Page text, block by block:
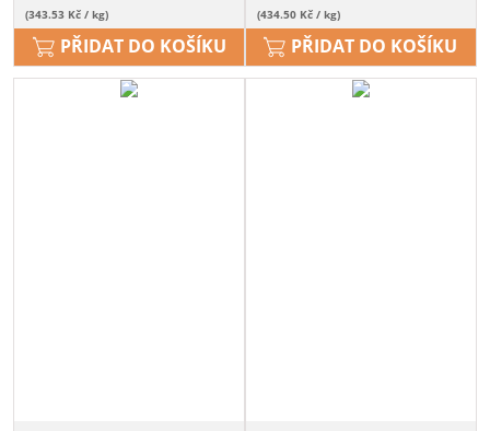
(343.53 Kč / kg)
PŘIDAT DO KOŠÍKU
(434.50 Kč / kg)
PŘIDAT DO KOŠÍKU